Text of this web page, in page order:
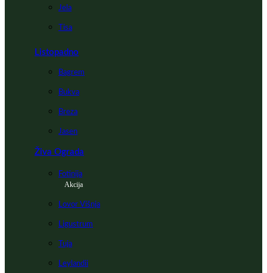
Jela
Tisa
Listopadno
Bagrem
Bukva
Breza
Jasen
Živa Ograda
Fotinija
Akcija
Lovor Višnja
Ligustrum
Tuja
Leylandii